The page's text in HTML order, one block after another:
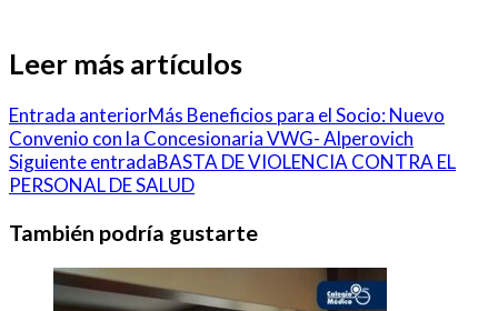
Leer más artículos
Entrada anteriorMás Beneficios para el Socio: Nuevo
Convenio con la Concesionaria VWG- Alperovich
Siguiente entradaBASTA DE VIOLENCIA CONTRA EL
PERSONAL DE SALUD
También podría gustarte